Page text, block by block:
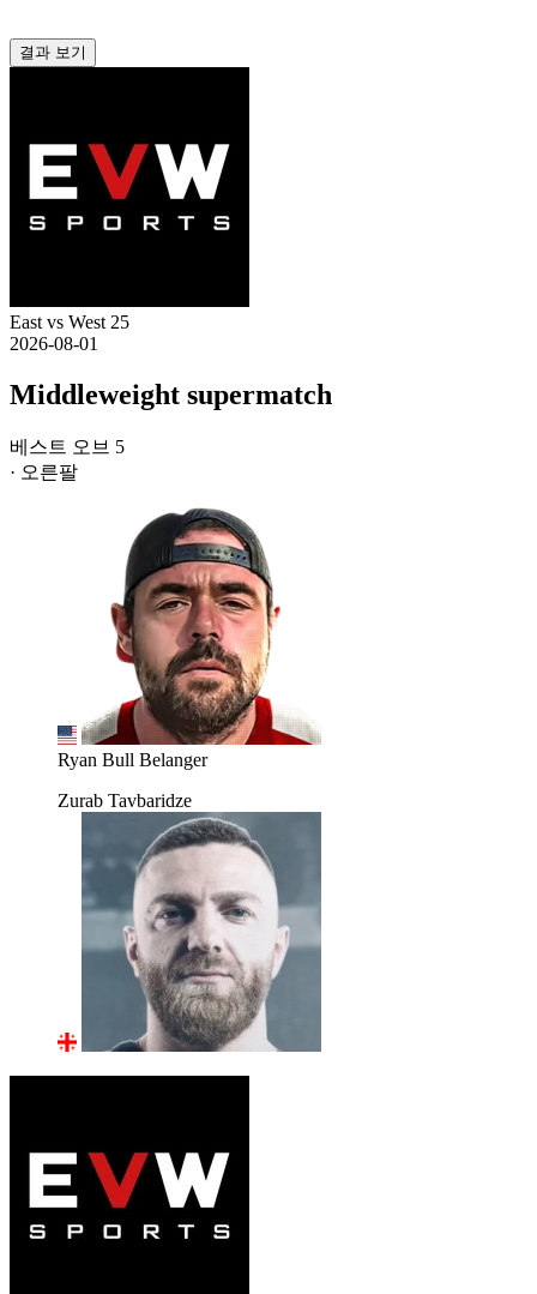
결과 보기
East vs West 25
2026-08-01
Middleweight supermatch
베스트 오브 5
· 오른팔
Ryan Bull Belanger
Zurab Tavbaridze